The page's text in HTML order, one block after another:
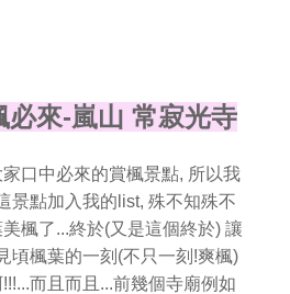
必來-嵐山 常寂光寺
口中必來的賞楓景點, 所以我
景點加入我的list, 殊不知殊不
楓了...終於(又是這個終於) 讓
頃楓葉的一刻(不只一刻!爽楓)
而且而且...前幾個寺廟例如